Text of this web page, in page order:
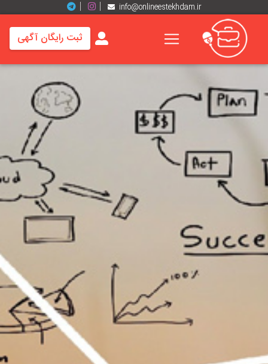
info@onlineestekhdam.ir
خانه
های
شغلی
رزومه
ها
اخبار
مشاغل
ثبت رایگان آگهی